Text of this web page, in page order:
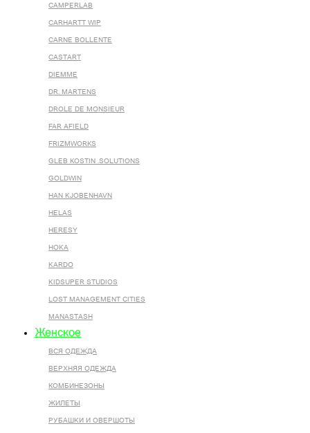
CAMPERLAB
CARHARTT WIP
CARNE BOLLENTE
CASTART
DIEMME
DR. MARTENS
DROLE DE MONSIEUR
FAR AFIELD
FRIZMWORKS
GLEB KOSTIN .SOLUTIONS
GOLDWIN
HAN KJOBENHAVN
HELAS
HERESY
HOKA
KARDO
KIDSUPER STUDIOS
LOST MANAGEMENT CITIES
MANASTASH
Женское
ВСЯ ОДЕЖДА
ВЕРХНЯЯ ОДЕЖДА
КОМБИНЕЗОНЫ
ЖИЛЕТЫ
РУБАШКИ И ОВЕРШОТЫ